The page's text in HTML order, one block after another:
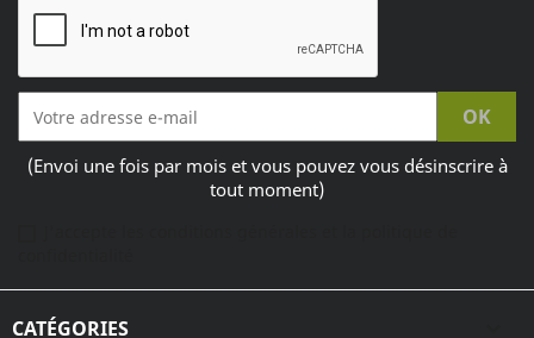
(Envoi une fois par mois et vous pouvez vous désinscrire à
tout moment)
CATÉGORIES